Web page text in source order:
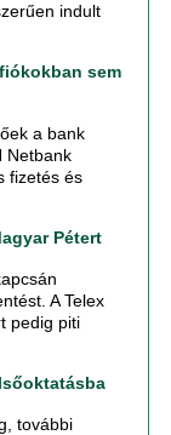
indult
sem
a bank
Netbank
fizetés és
Pétert
A Telex
pedig piti
további